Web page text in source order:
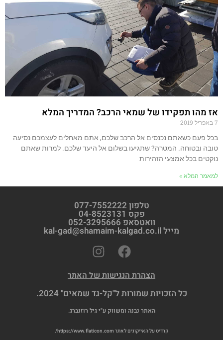
אז מהו תפקידו של שמאי הרכב? המדריך המלא
7 באפריל 2019
בכל פעם כשאתם נכנסים אל הרכב שלכם, אתם מאחלים לעצמכם נסיעה
טובה ובטוחה. המטרה? שתגיעו בשלום אל היעד שלכם. למרות שאתם
נוקטים בכל אמצעי הזהירות
למאמר המלא »
טלפון 077-7552222
פקס 04-8523131
וואטסאפ 052-3295666
מייל kal-gad@shamaim-kalgad.co.il
הצהרת הנגישות של האתר
כל הזכויות שמורות ל"קל-גד שמאים" 2024.
האתר נבנה ומשווק ע"י גיל רוזנברג.
קרדיט על האייקונים לאתר https://www.flaticon.com/